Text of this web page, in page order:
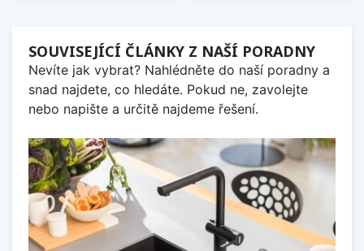
SOUVISEJÍCÍ ČLÁNKY Z NAŠÍ PORADNY
Nevíte jak vybrat? Nahlédněte do naší poradny a
snad najdete, co hledáte. Pokud ne, zavolejte
nebo napište a určitě najdeme řešení.